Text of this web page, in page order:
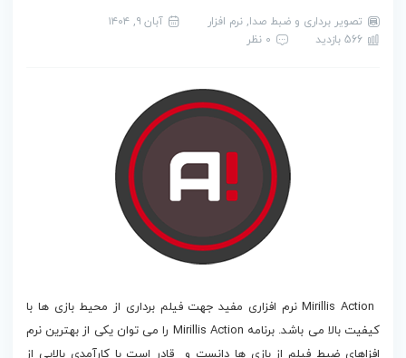
تصویر برداری و ضبط صدا, نرم افزار
آبان ۹, ۱۴۰۴
566 بازدید
0 نظر
Mirillis Action نرم افزاری مفید جهت فیلم برداری از محیط بازی ها با
کیفیت بالا می باشد. برنامه Mirillis Action را می توان یکی از بهترین نرم
افزاهای ضبط فیلم از بازی ها دانست و قادر است با کارآمدی بالایی از